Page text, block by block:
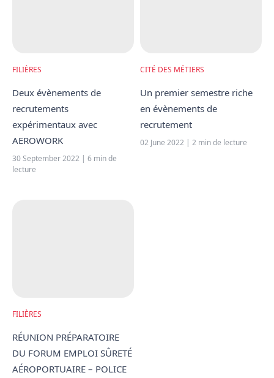
FILIÈRES
Deux évènements de
recrutements
expérimentaux avec
AEROWORK
30 September 2022 | 6 min de
lecture
CITÉ DES MÉTIERS
Un premier semestre riche
en évènements de
recrutement
02 June 2022 | 2 min de lecture
FILIÈRES
RÉUNION PRÉPARATOIRE
DU FORUM EMPLOI SÛRETÉ
AÉROPORTUAIRE – POLICE